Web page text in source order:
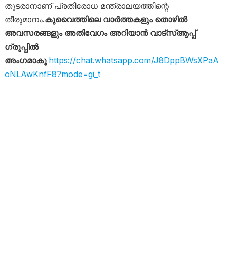
തുടരാനാണ് പ്രതിരോധ മന്ത്രാലയത്തിന്റെ
തീരുമാനം.കുവൈത്തിലെ വാർത്തകളും തൊഴിൽ
അവസരങ്ങളും അതിവേഗം അറിയാൻ വാട്സ്ആപ്പ്
ഗ്രൂപ്പിൽ
അംഗമാകൂ https://chat.whatsapp.com/J8DppBWsXPaA
oNLAwKnfF8?mode=gi_t